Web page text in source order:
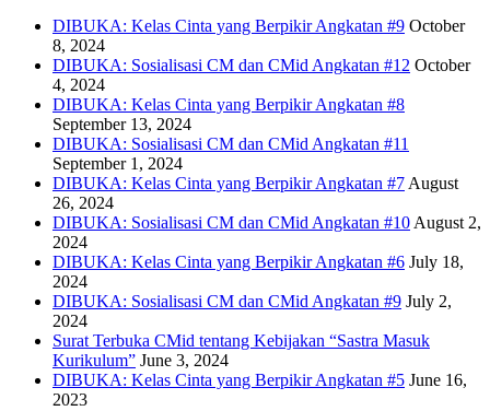
DIBUKA: Kelas Cinta yang Berpikir Angkatan #9 October
8, 2024
DIBUKA: Sosialisasi CM dan CMid Angkatan #12 October
4, 2024
DIBUKA: Kelas Cinta yang Berpikir Angkatan #8
September 13, 2024
DIBUKA: Sosialisasi CM dan CMid Angkatan #11
September 1, 2024
DIBUKA: Kelas Cinta yang Berpikir Angkatan #7 August
26, 2024
DIBUKA: Sosialisasi CM dan CMid Angkatan #10 August 2,
2024
DIBUKA: Kelas Cinta yang Berpikir Angkatan #6 July 18,
2024
DIBUKA: Sosialisasi CM dan CMid Angkatan #9 July 2,
2024
Surat Terbuka CMid tentang Kebijakan “Sastra Masuk
Kurikulum” June 3, 2024
DIBUKA: Kelas Cinta yang Berpikir Angkatan #5 June 16,
2023